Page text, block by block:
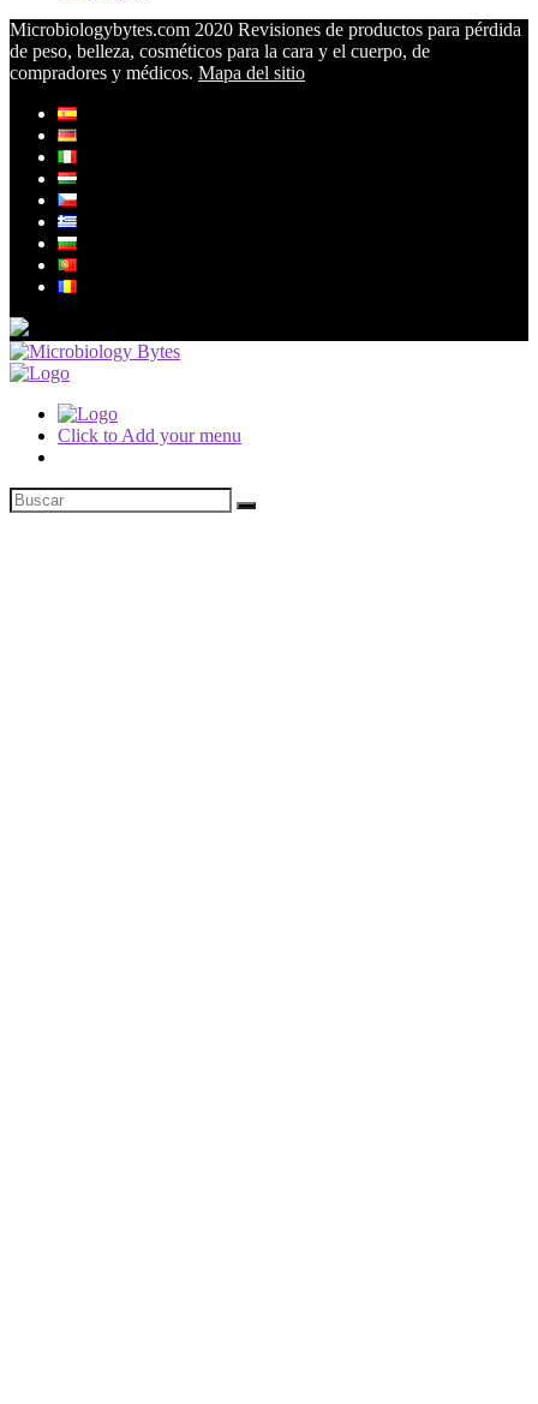
Microbiologybytes.com 2020 Revisiones de productos para pérdida
de peso, belleza, cosméticos para la cara y el cuerpo, de
compradores y médicos. Mapa del sitio
Click to Add your menu